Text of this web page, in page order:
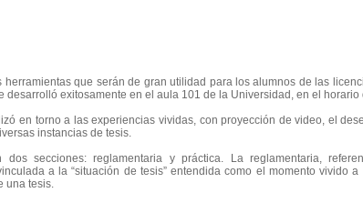
herramientas que serán de gran utilidad para los alumnos de las
desarrolló exitosamente en el aula 101 de la Universidad, en el horario
en torno a las experiencias vividas, con proyección de video, el
instancias de tesis.
secciones: reglamentaria y práctica. La reglamentaria,
a la “situación de tesis” entendida como el momento vivido
una tesis.